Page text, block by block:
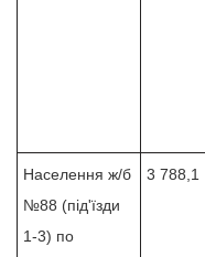
Населення ж/б
№88 (під'їзди
1-3) по
3 788,1